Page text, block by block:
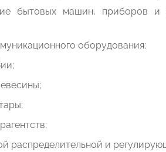
бытовых машин, приборов и
оборудования;
распределительной и